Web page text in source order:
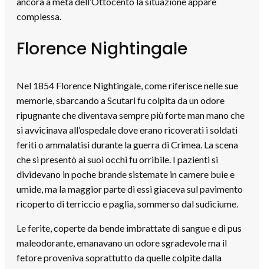
complessa.
Florence Nightingale
Nel 1854 Florence Nightingale, come riferisce nelle sue
memorie, sbarcando a Scutari fu colpita da un odore
ripugnante che diventava sempre più forte man mano che
si avvicinava all’ospedale dove erano ricoverati i soldati
feriti o ammalatisi durante la guerra di Crimea. La scena
che si presentò ai suoi occhi fu orribile. I pazienti si
dividevano in poche brande sistemate in camere buie e
umide, ma la maggior parte di essi giaceva sul pavimento
ricoperto di terriccio e paglia, sommerso dal sudiciume.
Le ferite, coperte da bende imbrattate di sangue e di pus
maleodorante, emanavano un odore sgradevole ma il
fetore proveniva soprattutto da quelle colpite dalla